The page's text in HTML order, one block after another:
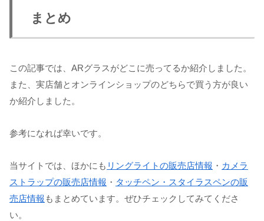
まとめ
この記事では、ARグラスがどこに売ってるか紹介しました。
また、実店舗とオンラインショップのどちらで買う方が良い
か紹介しました。
参考になれば幸いです。
当サイトでは、ほかにも リングライトの販売店情報 ・ カメラ
ストラップの販売店情報 ・ タッチペン・スタイラスペンの販
売店情報 もまとめています。ぜひチェックしてみてくださ
い。